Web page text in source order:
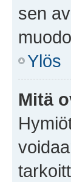
sen
Ylös
Mitä